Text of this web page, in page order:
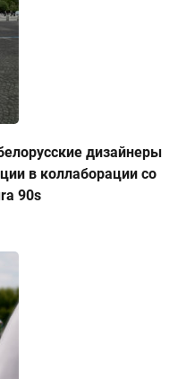
дизайнеры
в коллаборации со
90s